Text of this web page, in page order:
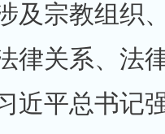
及宗教组织
律关系、法
近平总书记